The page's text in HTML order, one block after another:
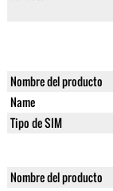
Nombre del producto
Name
Tipo de SIM
Nombre del producto